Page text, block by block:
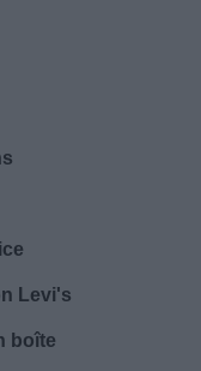
Levi's
boîte